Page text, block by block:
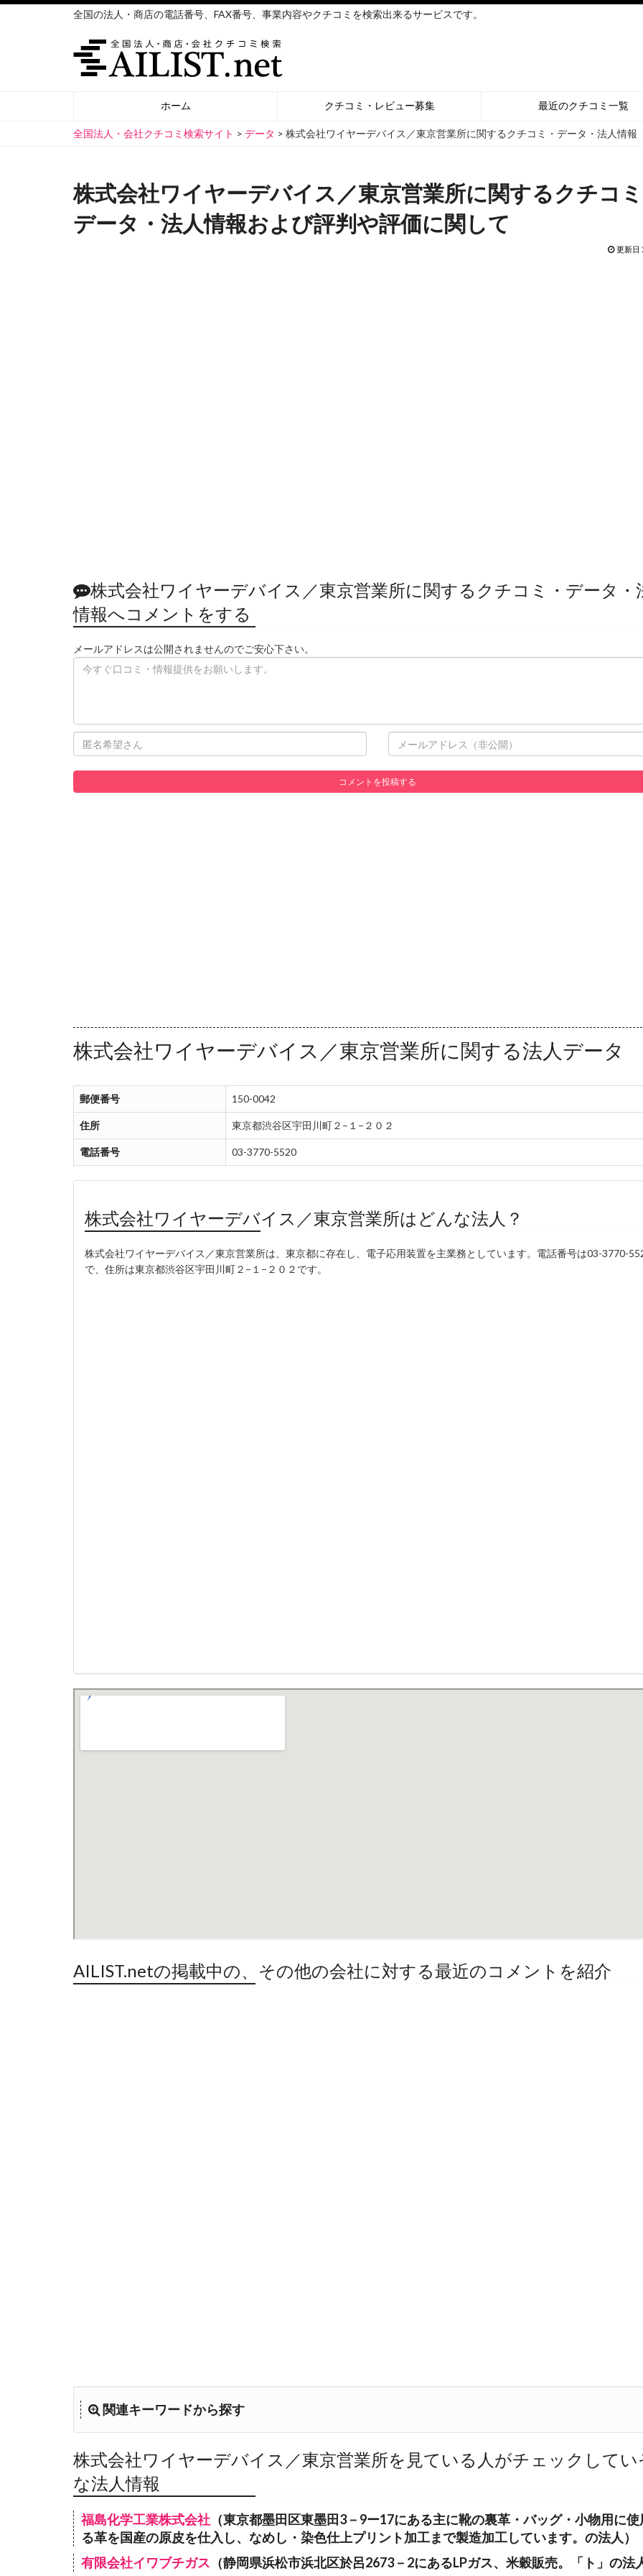
全国の法人・商店の電話番号、FAX番号、事業内容やクチコミを検索出来るサービスです。
ホーム クチコミ・レビュー募集 最近のクチコミ一覧
全国法人・会社クチコミ検索サイト > データ > 株式会社ワイヤーデバイス／東京営業所に関するクチコミ・データ・法人情報
株式会社ワイヤーデバイス／東京営業所に関するクチコ
データ・法人情報および評判や評価に関して
更新日
株式会社ワイヤーデバイス／東京営業所に関するクチコミ・データ・
情報へコメントをする
メールアドレスは公開されませんのでご安心下さい。
株式会社ワイヤーデバイス／東京営業所に関する法人データ
郵便番号 150-0042
住所 東京都渋谷区宇田川町２−１−２０２
電話番号 03-3770-5520
株式会社ワイヤーデバイス／東京営業所はどんな法人？
株式会社ワイヤーデバイス／東京営業所は、東京都に存在し、電子応用装置を主業務としています。電話番号は03-3770-
で、住所は東京都渋谷区宇田川町２−１−２０２です。
AILIST.netの掲載中の、その他の会社に対する最近のコメントを紹介
関連キーワードから探す
株式会社ワイヤーデバイス／東京営業所を見ている人がチェックしてい
な法人情報
福島化学工業株式会社 （東京都墨田区東墨田3－9ー17にある主に靴の裏革・バッグ・小物用に
る革を国産の原皮を仕入し、なめし・染色仕上プリント加工まで製造加工しています。の法人）
有限会社イワブチガス （静岡県浜松市浜北区於呂2673－2にあるLPガス、米穀販売。「ト」の法